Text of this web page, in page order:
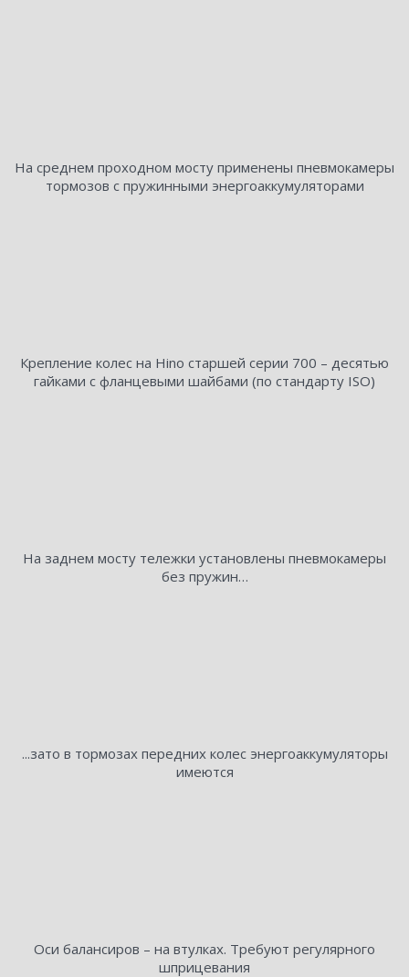
На среднем проходном мосту применены пневмокамеры
тормозов с пружинными энергоаккумуляторами
Крепление колес на Hino старшей серии 700 – десятью
гайками с фланцевыми шайбами (по стандарту ISO)
На заднем мосту тележки установлены пневмокамеры
без пружин…
...зато в тормозах передних колес энергоаккумуляторы
имеются
Оси балансиров – на втулках. Требуют регулярного
шприцевания